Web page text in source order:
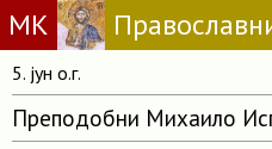
МК
5. јун о.г.
Преподобни Михаило